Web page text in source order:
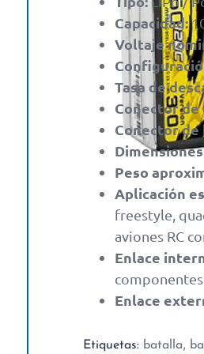
Capacidad:
Voltaje
Tasa de
Conector de
Conector de
Peso
Aplicación
freestyle,
aviones RC
Enlace
Enlace
Etiquetas: batalla,